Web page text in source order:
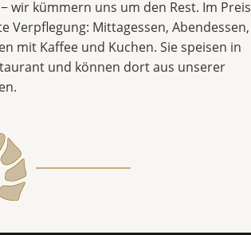
wir kümmern uns um den Rest. Im Preis
Verpflegung: Mittagessen, Abendessen,
mit Kaffee und Kuchen. Sie speisen in
und können dort aus unserer